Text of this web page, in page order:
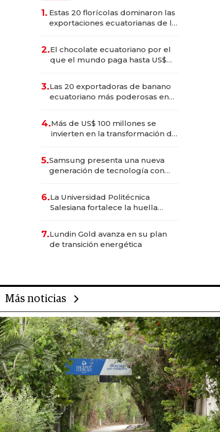
1. Estas 20 florícolas dominaron las
exportaciones ecuatorianas de la
2.El chocolate ecuatoriano por el
que el mundo paga hasta US$
3.Las 20 exportadoras de banano
ecuatoriano más poderosas en
4.Más de US$ 100 millones se
invierten en la transformación de
5.Samsung presenta una nueva
generación de tecnología con
6.La Universidad Politécnica
Salesiana fortalece la huella
7.Lundin Gold avanza en su plan
de transición energética
Más noticias